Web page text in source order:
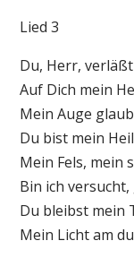
Lied 3
Du, Herr,
Auf Dich mein
Mein Auge
Du bist mein
Mein Fels, mein
Bin ich versucht,
Du bleibst mein
Mein Licht am